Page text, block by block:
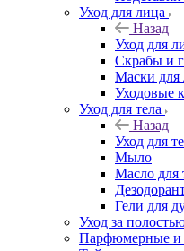
Уход для лица
Назад
Уход для
Скрабы и
Маски для
Уходовые
Уход для тела
Назад
Уход для
Мыло
Масло для
Гели для
Уход за
Парфюмерные и